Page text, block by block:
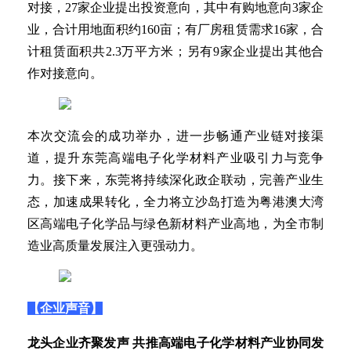
对接，27家企业提出投资意向，其中有购地意向3家企
业，合计用地面积约160亩；有厂房租赁需求16家，合
计租赁面积共2.3万平方米；另有9家企业提出其他合
作对接意向。
本次交流会的成功举办，进一步畅通产业链对接渠
道，提升东莞高端电子化学材料产业吸引力与竞争
力。接下来，东莞将持续深化政企联动，完善产业生
态，加速成果转化，全力将立沙岛打造为粤港澳大湾
区高端电子化学品与绿色新材料产业高地，为全市制
造业高质量发展注入更强动力。
【企业声音】
龙头企业齐聚发声 共推高端电子化学材料产业协同发